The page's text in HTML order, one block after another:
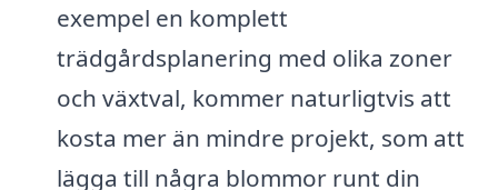
exempel en komplett
trädgårdsplanering med olika zoner
och växtval, kommer naturligtvis att
kosta mer än mindre projekt, som att
lägga till några blommor runt din